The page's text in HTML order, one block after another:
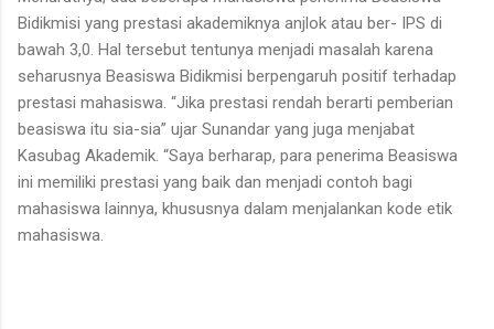
Bidikmisi yang prestasi akademiknya anjlok atau ber- IPS di
bawah 3,0. Hal tersebut tentunya menjadi masalah karena
seharusnya Beasiswa Bidikmisi berpengaruh positif terhadap
prestasi mahasiswa. “Jika prestasi rendah berarti pemberian
beasiswa itu sia-sia” ujar Sunandar yang juga menjabat
Kasubag Akademik. “Saya berharap, para penerima Beasiswa
ini memiliki prestasi yang baik dan menjadi contoh bagi
mahasiswa lainnya, khususnya dalam menjalankan kode etik
mahasiswa.